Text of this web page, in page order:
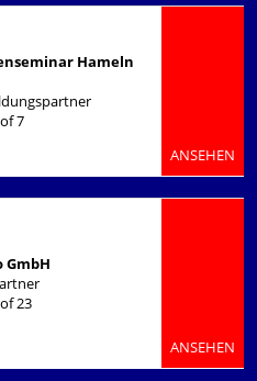
Hameln
7
ANSEHEN
GmbH
23
ANSEHEN